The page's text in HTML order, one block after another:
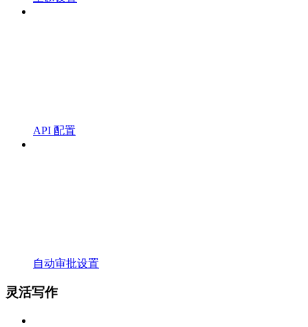
API 配置
自动审批设置
灵活写作